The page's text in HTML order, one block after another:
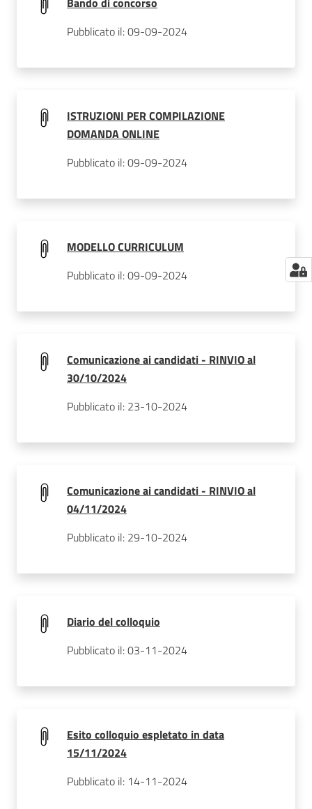
Pubblicato il: 09-09-2024
ISTRUZIONI PER COMPILAZIONE
DOMANDA ONLINE
Pubblicato il: 09-09-2024
MODELLO CURRICULUM
Pubblicato il: 09-09-2024
Comunicazione ai candidati - RINVIO al
30/10/2024
Pubblicato il: 23-10-2024
Comunicazione ai candidati - RINVIO al
04/11/2024
Pubblicato il: 29-10-2024
Diario del colloquio
Pubblicato il: 03-11-2024
Esito colloquio espletato in data
15/11/2024
Pubblicato il: 14-11-2024